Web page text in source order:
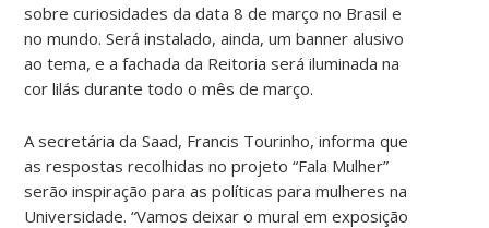
sobre curiosidades da data 8 de março no Brasil e
no mundo. Será instalado, ainda, um banner alusivo
ao tema, e a fachada da Reitoria será iluminada na
cor lilás durante todo o mês de março.
A secretária da Saad, Francis Tourinho, informa que
as respostas recolhidas no projeto “Fala Mulher”
serão inspiração para as políticas para mulheres na
Universidade. “Vamos deixar o mural em exposição